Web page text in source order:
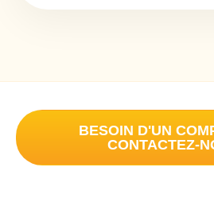
BESOIN D'UN
CONTACTEZ-